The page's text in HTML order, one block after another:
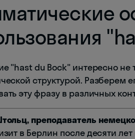
"hast du Bock" интересно
структурой. Разберем
эту фразу в различных
преподаватель
в Берлин после десяти